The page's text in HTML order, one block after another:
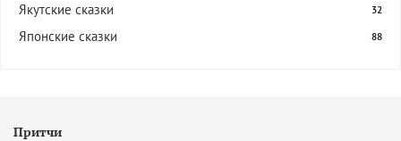
Якутские сказки 32
Японские сказки 88
Притчи